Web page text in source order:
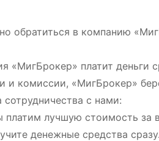
обратиться в компанию
«МигБрокер» платит деньги
и комиссии, «МигБрокер»
с нами:
платим лучшую стоимость за
денежные средства сразу.